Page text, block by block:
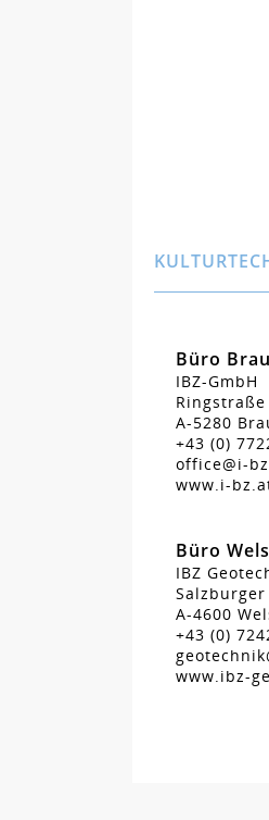
Büro
IBZ-GmbH
Ringstraße
A-5280
+43 (0)
office@i-
www.i-
Büro Wels
IBZ
A-4600
+43 (0)
www.ibz-